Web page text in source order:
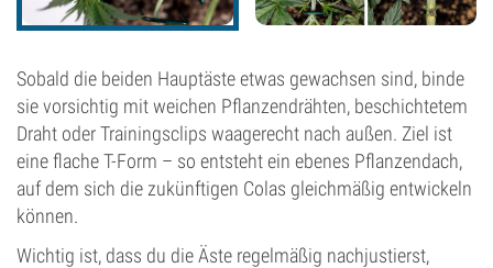
Sobald die beiden Hauptäste etwas gewachsen sind, binde
sie vorsichtig mit weichen Pflanzendrähten, beschichtetem
Draht oder Trainingsclips waagerecht nach außen. Ziel ist
eine flache T-Form – so entsteht ein ebenes Pflanzendach,
auf dem sich die zukünftigen Colas gleichmäßig entwickeln
können.
Wichtig ist, dass du die Äste regelmäßig nachjustierst,